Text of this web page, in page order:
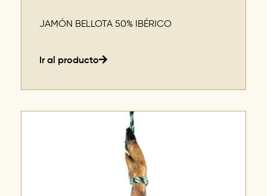
JAMÓN BELLOTA 50% IBÉRICO
Ir al producto